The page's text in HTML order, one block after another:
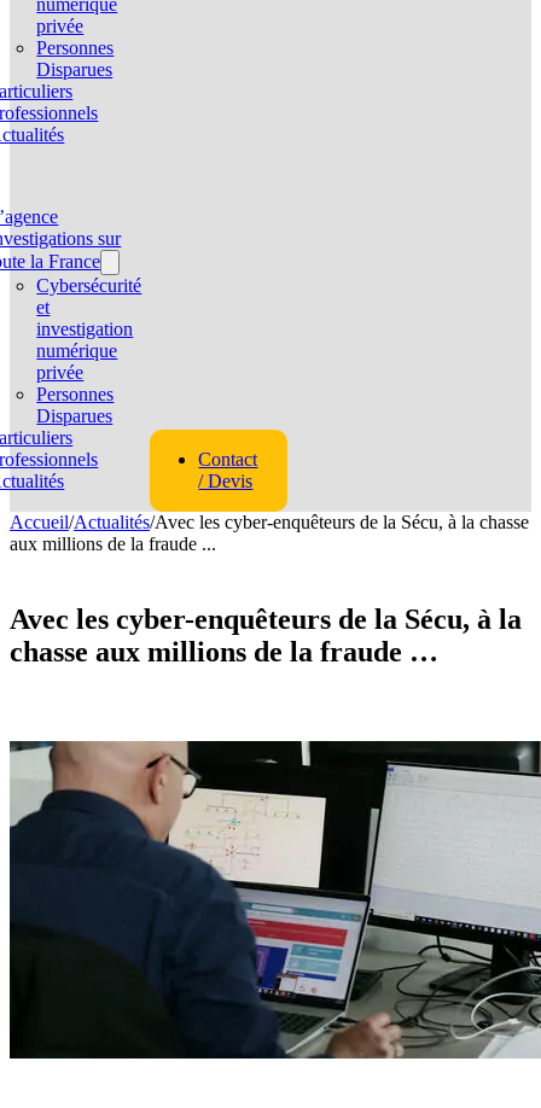
numérique
privée
Personnes
Disparues
sur
la France
Cybersécurité
et
investigation
numérique
privée
Personnes
Disparues
Contact
/ Devis
Accueil/Actualités/Avec les cyber-enquêteurs de la Sécu, à la chasse
aux millions de la fraude ...
Avec les cyber-enquêteurs de la Sécu, à la
chasse aux millions de la fraude …